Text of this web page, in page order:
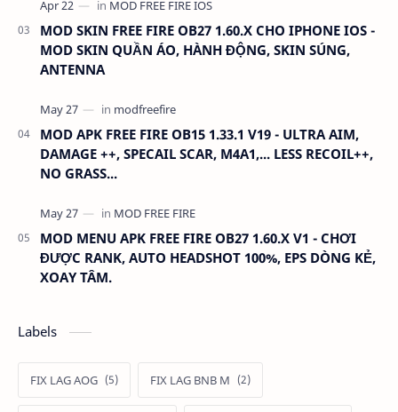
MOD SKIN FREE FIRE OB27 1.60.X CHO IPHONE IOS -
MOD SKIN QUẦN ÁO, HÀNH ĐỘNG, SKIN SÚNG,
ANTENNA
MOD APK FREE FIRE OB15 1.33.1 V19 - ULTRA AIM,
DAMAGE ++, SPECAIL SCAR, M4A1,... LESS RECOIL++,
NO GRASS...
MOD MENU APK FREE FIRE OB27 1.60.X V1 - CHƠI
ĐƯỢC RANK, AUTO HEADSHOT 100%, EPS DÒNG KẺ,
XOAY TÂM.
Labels
FIX LAG AOG FIX LAG BNB M